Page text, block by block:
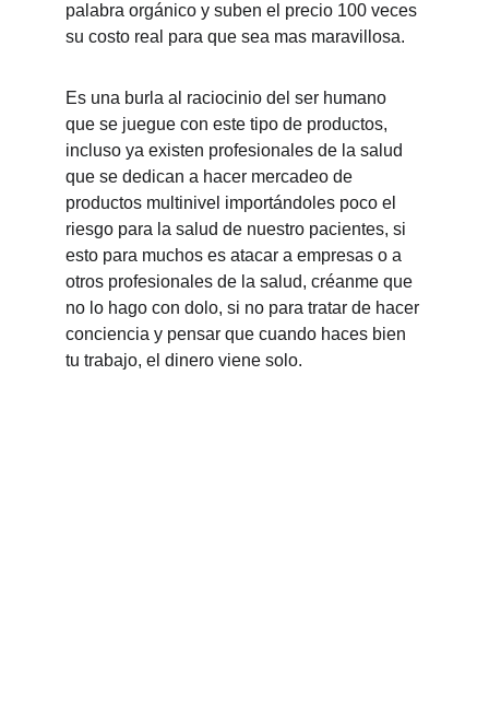
palabra orgánico y suben el precio 100 veces
su costo real para que sea mas maravillosa.
Es una burla al raciocinio del ser humano
que se juegue con este tipo de productos,
incluso ya existen profesionales de la salud
que se dedican a hacer mercadeo de
productos multinivel importándoles poco el
riesgo para la salud de nuestro pacientes, si
esto para muchos es atacar a empresas o a
otros profesionales de la salud, créanme que
no lo hago con dolo, si no para tratar de hacer
conciencia y pensar que cuando haces bien
tu trabajo, el dinero viene solo.